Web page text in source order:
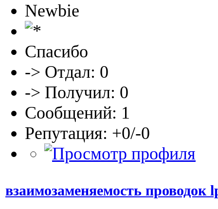
Newbie
Спасибо
-> Отдал: 0
-> Получил: 0
Сообщений: 1
Репутация: +0/-0
взаимозаменяемость проводок